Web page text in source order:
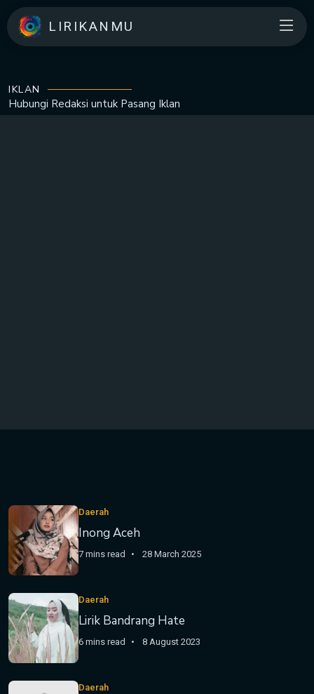
LIRIKANMU
IKLAN
Hubungi Redaksi untuk Pasang Iklan
Daerah
Inong Aceh
7 mins read 28 March 2025
Daerah
Lirik Bandrang Hate
6 mins read 8 August 2023
Daerah